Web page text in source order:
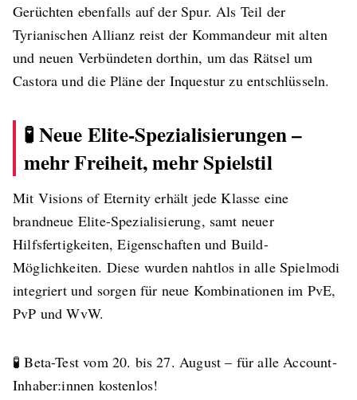
Gerüchten ebenfalls auf der Spur. Als Teil der
Tyrianischen Allianz reist der Kommandeur mit alten
und neuen Verbündeten dorthin, um das Rätsel um
Castora und die Pläne der Inquestur zu entschlüsseln.
🧪 Neue Elite-Spezialisierungen –
mehr Freiheit, mehr Spielstil
Mit Visions of Eternity erhält jede Klasse eine
brandneue Elite-Spezialisierung, samt neuer
Hilfsfertigkeiten, Eigenschaften und Build-
Möglichkeiten. Diese wurden nahtlos in alle Spielmodi
integriert und sorgen für neue Kombinationen im PvE,
PvP und WvW.
🧪 Beta-Test vom 20. bis 27. August – für alle Account-
Inhaber:innen kostenlos!